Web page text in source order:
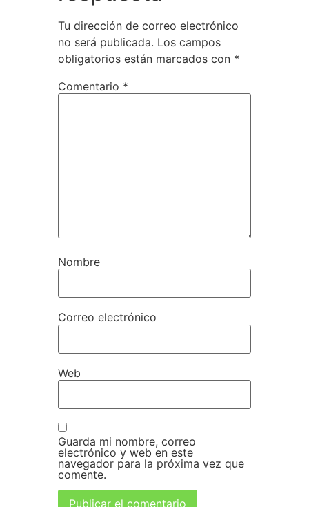
Tu dirección de correo electrónico
no será publicada. Los campos
obligatorios están marcados con *
Comentario *
Nombre
Correo electrónico
Web
Guarda mi nombre, correo
electrónico y web en este
navegador para la próxima vez que
comente.